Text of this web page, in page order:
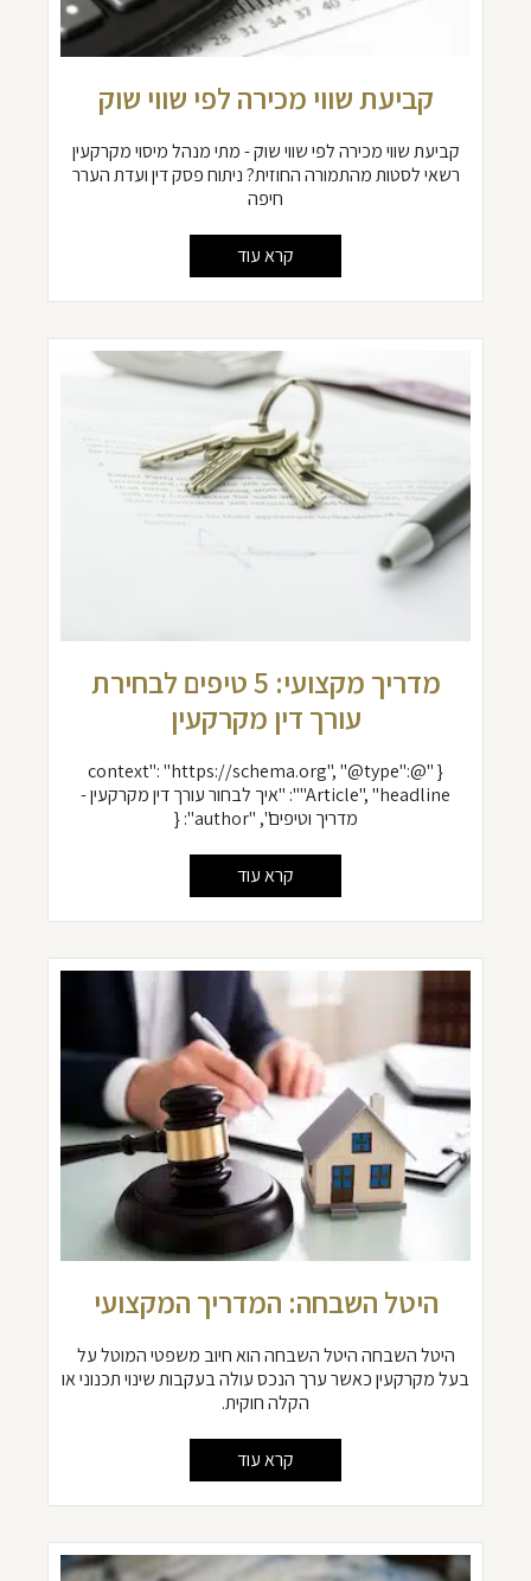
קביעת שווי מכירה לפי שווי שוק
קביעת שווי מכירה לפי שווי שוק - מתי מנהל מיסוי מקרקעין
רשאי לסטות מהתמורה החוזית? ניתוח פסק דין ועדת הערר
חיפה
קרא עוד
מדריך מקצועי: 5 טיפים לבחירת
עורך דין מקרקעין
{ "@context": "https://schema.org", "@type":
"Article", "headline": "איך לבחור עורך דין מקרקעין -
מדריך וטיפים", "author": {
קרא עוד
היטל השבחה: המדריך המקצועי
היטל השבחה היטל השבחה הוא חיוב משפטי המוטל על
בעל מקרקעין כאשר ערך הנכס עולה בעקבות שינוי תכנוני או
הקלה חוקית.
קרא עוד